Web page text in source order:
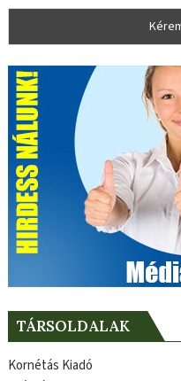
TÁRSOLDALAK
Kornétás Kiadó